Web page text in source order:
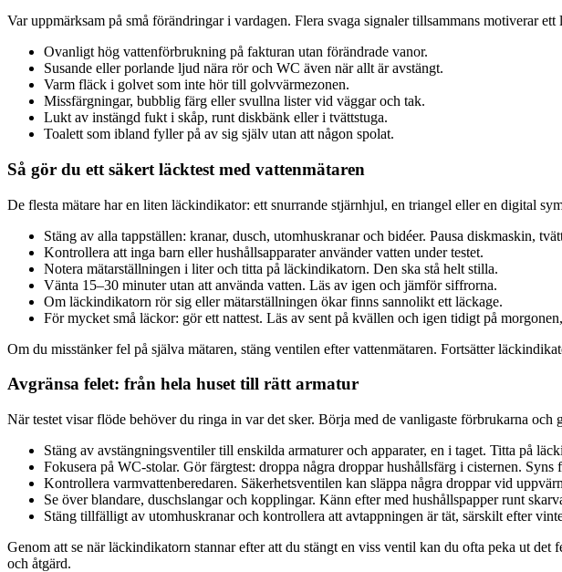
Var uppmärksam på små förändringar i vardagen. Flera svaga signaler tillsammans motiverar ett
Ovanligt hög vattenförbrukning på fakturan utan förändrade vanor.
Susande eller porlande ljud nära rör och WC även när allt är avstängt.
Varm fläck i golvet som inte hör till golvvärmezonen.
Missfärgningar, bubblig färg eller svullna lister vid väggar och tak.
Lukt av instängd fukt i skåp, runt diskbänk eller i tvättstuga.
Toalett som ibland fyller på av sig själv utan att någon spolat.
Så gör du ett säkert läcktest med vattenmätaren
De flesta mätare har en liten läckindikator: ett snurrande stjärnhjul, en triangel eller en digital
Stäng av alla tappställen: kranar, dusch, utomhuskranar och bidéer. Pausa diskmaskin,
Kontrollera att inga barn eller hushållsapparater använder vatten under testet.
Notera mätarställningen i liter och titta på läckindikatorn. Den ska stå helt stilla.
Vänta 15–30 minuter utan att använda vatten. Läs av igen och jämför siffrorna.
Om läckindikatorn rör sig eller mätarställningen ökar finns sannolikt ett läckage.
För mycket små läckor: gör ett nattest. Läs av sent på kvällen och igen tidigt på
Om du misstänker fel på själva mätaren, stäng ventilen efter vattenmätaren. Fortsätter
Avgränsa felet: från hela huset till rätt armatur
När testet visar flöde behöver du ringa in var det sker. Börja med de vanligaste förbrukarna och
Stäng av avstängningsventiler till enskilda armaturer och apparater, en i taget. Titta på
Fokusera på WC-stolar. Gör färgtest: droppa några droppar hushållsfärg i cisternen.
Kontrollera varmvattenberedaren. Säkerhetsventilen kan släppa några droppar vid
Se över blandare, duschslangar och kopplingar. Känn efter med hushållspapper runt
Stäng tillfälligt av utomhuskranar och kontrollera att avtappningen är tät, särskilt efter
Genom att se när läckindikatorn stannar efter att du stängt en viss ventil kan du ofta peka ut
och åtgärd.